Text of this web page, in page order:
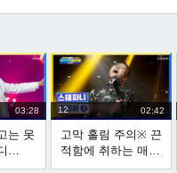
03:28
는 못
12 02:42
고막 홀림 주의※ 끈
적함에 취하는 매력
‘마리아(MARIA)’